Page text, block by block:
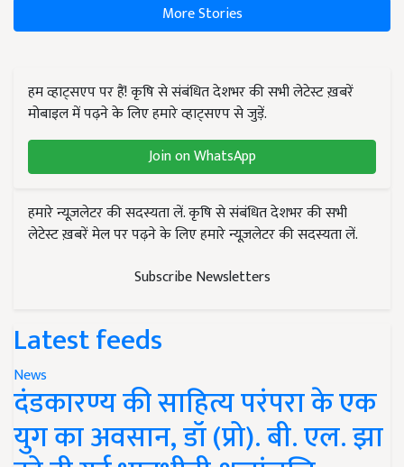
More Stories
हम व्हाट्सएप पर हैं! कृषि से संबंधित देशभर की सभी लेटेस्ट ख़बरें
मोबाइल में पढ़ने के लिए हमारे व्हाट्सएप से जुड़ें.
Join on WhatsApp
हमारे न्यूज़लेटर की सदस्यता लें. कृषि से संबंधित देशभर की सभी
लेटेस्ट ख़बरें मेल पर पढ़ने के लिए हमारे न्यूज़लेटर की सदस्यता लें.
Subscribe Newsletters
Latest feeds
News
दंडकारण्य की साहित्य परंपरा के एक
युग का अवसान, डॉ (प्रो). बी. एल. झा